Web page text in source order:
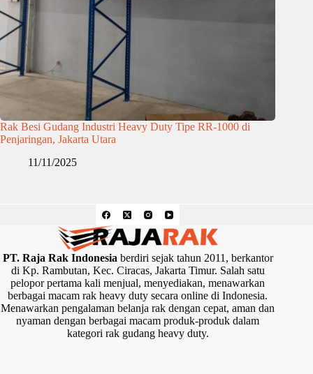
Rak Besi Gudang Industri Heavy Duty Tipe RR-1000 di
Penjaringan, Jakarta Utara
11/11/2025
PT. Raja Rak Indonesiaberdiri sejak tahun 2011, berkantor
di Kp. Rambutan, Kec. Ciracas, Jakarta Timur. Salah satu
pelopor pertama kali menjual, menyediakan, menawarkan
berbagai macam rak heavy duty secara online di Indonesia.
Menawarkan pengalaman belanja rak dengan cepat, aman dan
nyaman dengan berbagai macam produk-produk dalam
kategori rak gudang heavy duty.